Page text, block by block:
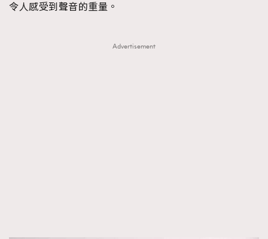
令人感受到聲音的重量。
Advertisement